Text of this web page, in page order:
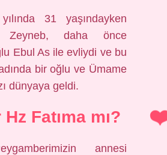
31 yaşındayken
daha önce
Ebul As ile evliydi ve bu
bir oğlu ve Ümame
dünyaya geldi.
Fatıma mı?
annesi